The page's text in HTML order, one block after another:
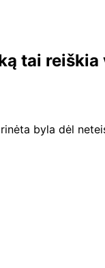
tai reiškia
byla dėl